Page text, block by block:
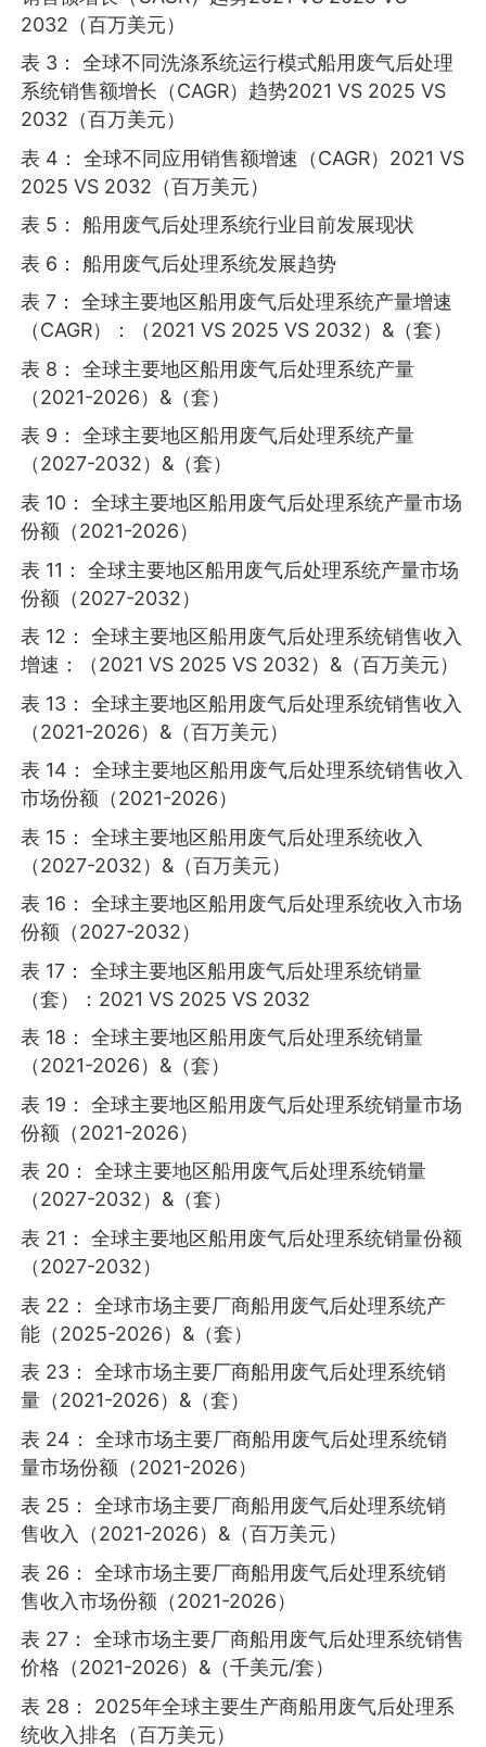
2032（百万美元）
表 3： 全球不同洗涤系统运行模式船用废气后处理
系统销售额增长（CAGR）趋势2021 VS 2025 VS
2032（百万美元）
表 4： 全球不同应用销售额增速（CAGR）2021 VS
2025 VS 2032（百万美元）
表 5： 船用废气后处理系统行业目前发展现状
表 6： 船用废气后处理系统发展趋势
表 7： 全球主要地区船用废气后处理系统产量增速
（CAGR）：（2021 VS 2025 VS 2032）&（套）
表 8： 全球主要地区船用废气后处理系统产量
（2021-2026）&（套）
表 9： 全球主要地区船用废气后处理系统产量
（2027-2032）&（套）
表 10： 全球主要地区船用废气后处理系统产量市场
份额（2021-2026）
表 11： 全球主要地区船用废气后处理系统产量市场
份额（2027-2032）
表 12： 全球主要地区船用废气后处理系统销售收入
增速：（2021 VS 2025 VS 2032）&（百万美元）
表 13： 全球主要地区船用废气后处理系统销售收入
（2021-2026）&（百万美元）
表 14： 全球主要地区船用废气后处理系统销售收入
市场份额（2021-2026）
表 15： 全球主要地区船用废气后处理系统收入
（2027-2032）&（百万美元）
表 16： 全球主要地区船用废气后处理系统收入市场
份额（2027-2032）
表 17： 全球主要地区船用废气后处理系统销量
（套）：2021 VS 2025 VS 2032
表 18： 全球主要地区船用废气后处理系统销量
（2021-2026）&（套）
表 19： 全球主要地区船用废气后处理系统销量市场
份额（2021-2026）
表 20： 全球主要地区船用废气后处理系统销量
（2027-2032）&（套）
表 21： 全球主要地区船用废气后处理系统销量份额
（2027-2032）
表 22： 全球市场主要厂商船用废气后处理系统产
能（2025-2026）&（套）
表 23： 全球市场主要厂商船用废气后处理系统销
量（2021-2026）&（套）
表 24： 全球市场主要厂商船用废气后处理系统销
量市场份额（2021-2026）
表 25： 全球市场主要厂商船用废气后处理系统销
售收入（2021-2026）&（百万美元）
表 26： 全球市场主要厂商船用废气后处理系统销
售收入市场份额（2021-2026）
表 27： 全球市场主要厂商船用废气后处理系统销售
价格（2021-2026）&（千美元/套）
表 28： 2025年全球主要生产商船用废气后处理系
统收入排名（百万美元）